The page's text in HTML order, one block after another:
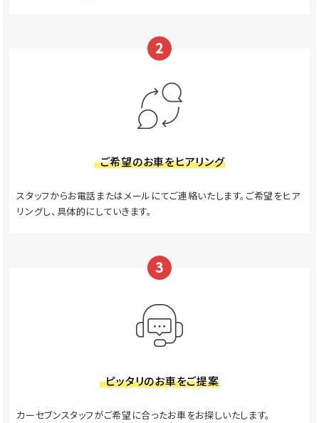
2
ご希望のお車をヒアリング
スタッフからお電話またはメールにてご連絡いたします。ご希望をヒア
リングし、具体的にしていきます。
3
ピッタリのお車をご提案
カーセブンスタッフがご希望に合ったお車をお探しいたします。